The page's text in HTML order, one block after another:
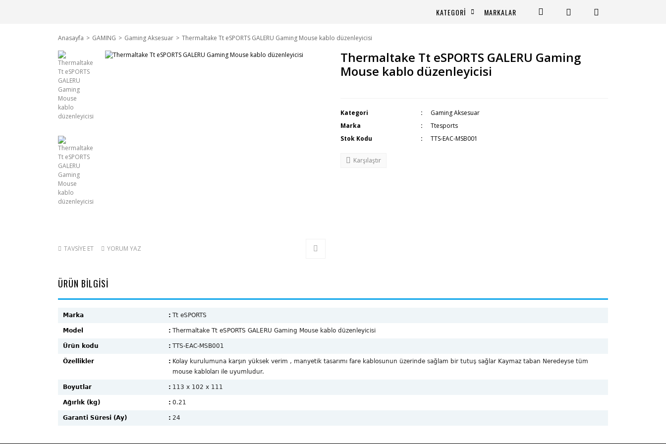
KATEGORİ MARKALAR
Anasayfa GAMING Gaming Aksesuar Thermaltake Tt eSPORTS GALERU Gaming Mouse kablo düzenleyicisi
TAVSİYE ET YORUM YAZ
Thermaltake Tt eSPORTS GALERU Gaming
Mouse kablo düzenleyicisi
Kategori
Gaming Aksesuar
Marka
Ttesports
Stok Kodu
TTS-EAC-MSB001
Karşılaştır
ÜRÜN BİLGİSİ
Marka : Tt eSPORTS
Model : Thermaltake Tt eSPORTS GALERU Gaming Mouse kablo düzenleyicisi
Ürün kodu : TTS-EAC-MSB001
Özellikler : Kolay kurulumuna karşın yüksek verim , manyetik tasarımı fare kablosunun üzerinde sağlam bir tutuş sağlar Kaymaz taban Neredeyse tüm
mouse kabloları ile uyumludur.
Boyutlar : 113 x 102 x 111
Ağırlık (kg) : 0.21
Garanti Süresi (Ay) : 24